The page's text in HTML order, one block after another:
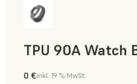
TPU 90A Watch
SLS-Pulver
0 €inkl. 19 % MwSt.